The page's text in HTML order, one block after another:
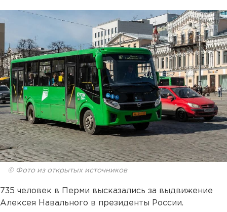
© Фото из открытых источников
735 человек в Перми высказались за выдвижение
Алексея Навального в президенты России.